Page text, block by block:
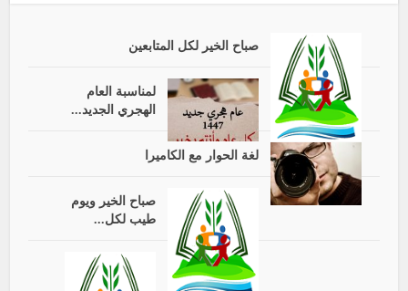
صباح الخير لكل المتابعين
لمناسبة العام
الهجري الجديد...
لغة الحوار مع الكاميرا
صباح الخير ويوم
طيب لكل...